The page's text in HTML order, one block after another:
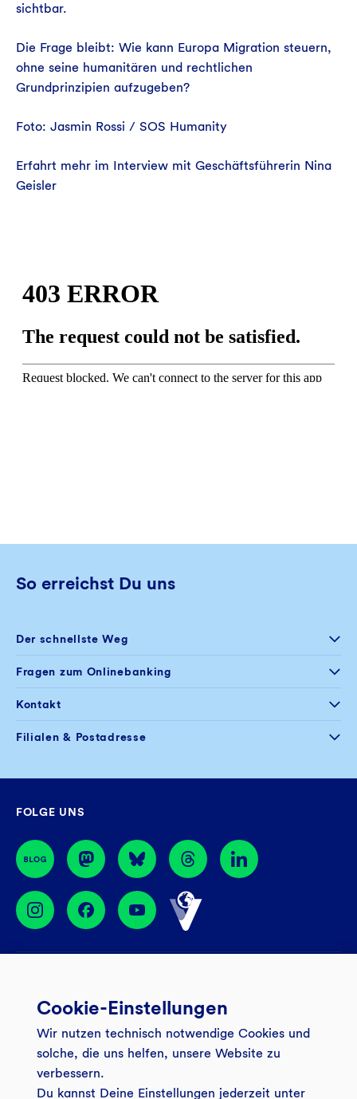
sichtbar.
Die Frage bleibt: Wie kann Europa Migration steuern,
ohne seine humanitären und rechtlichen
Grundprinzipien aufzugeben?
Foto: Jasmin Rossi / SOS Humanity
Erfahrt mehr im Interview mit Geschäftsführerin Nina
Geisler
So erreichst Du uns
Der schnellste Weg
Selfservice
Postfach im
Fragen zum Onlinebanking
+49 234 5797 444
Mo – Fr
08:00 – 20:00 Uhr
Kontakt
+49 234 5797 100
Filialen & Postadresse
44774 Bochum
BIC: GENODEM1GLS
FOLGE UNS
Banking App
Service
Onlinebanking Login
Unsere Angebote
Girokonto
Mitgliederkonto
Wo wirkt die GLS?
Kundenmagazin Bankspiegel
Cookie-Einstellungen
Wir nutzen technisch notwendige Cookies und
solche, die uns helfen, unsere Website zu
verbessern.
Du kannst Deine Einstellungen jederzeit unter